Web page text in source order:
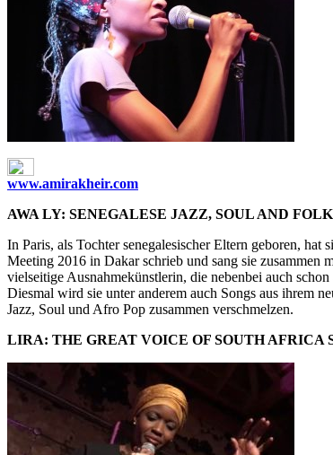
www.amirakheir.com
AWA LY: SENEGALESE JAZZ, SOUL AND
In Paris, als Tochter senegalesischer Eltern geboren,
Meeting 2016 in Dakar schrieb und sang sie zusammen
vielseitige Ausnahmekünstlerin, die nebenbei auch
Diesmal wird sie unter anderem auch Songs aus ihrem
Jazz, Soul und Afro Pop zusammen verschmelzen.
LIRA: THE GREAT VOICE OF SOUTH AFRICA